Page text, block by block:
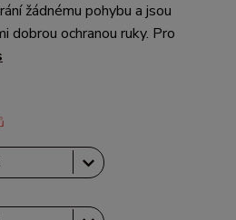
žádnému pohybu a jsou
dobrou ochranou ruky. Pro